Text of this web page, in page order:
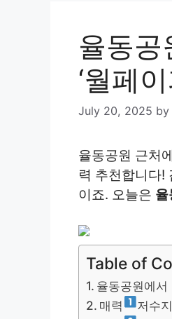
율동
‘월페
July 20, 2025 by
율동공원 근처
력 추천합니다!
이죠. 오늘은 율
Table of
율동공원에서
매력
저수